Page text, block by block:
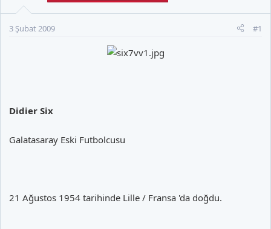
a
n
3 Şubat 2009 #1
Didier Six
Galatasaray Eski Futbolcusu
21 Ağustos 1954 tarihinde Lille / Fransa 'da doğdu.